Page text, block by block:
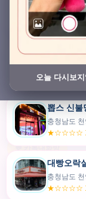
충청남도
★☆☆☆☆ 1
쿠보 신불
충청남도
★★★☆☆
뽑스 신불
충청남도
★☆☆☆☆
대빵오락
충청남도
★☆☆☆☆
30m
💬 카톡대화방
오늘 다시보지